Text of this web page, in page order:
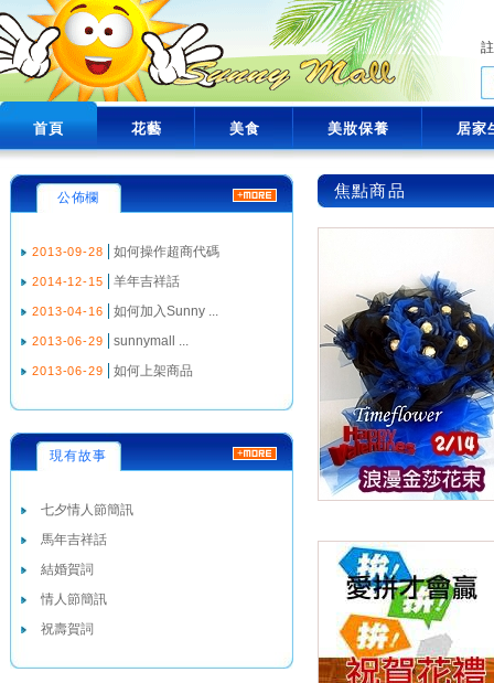
首頁 花藝 美食 美妝保養 居家
公佈欄
2013-09-28 如何操作超商代碼
2014-12-15 羊年吉祥話
2013-04-16 如何加入Sunny ...
2013-06-29 sunnymall ...
2013-06-29 如何上架商品
現有故事
七夕情人節簡訊
馬年吉祥話
結婚賀詞
情人節簡訊
祝壽賀詞
焦點商品